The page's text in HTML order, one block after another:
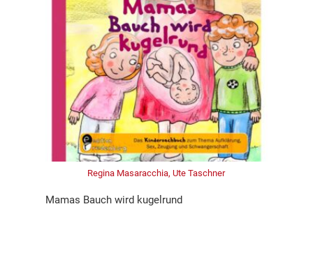
Regina Masaracchia, Ute Taschner
Mamas Bauch wird kugelrund